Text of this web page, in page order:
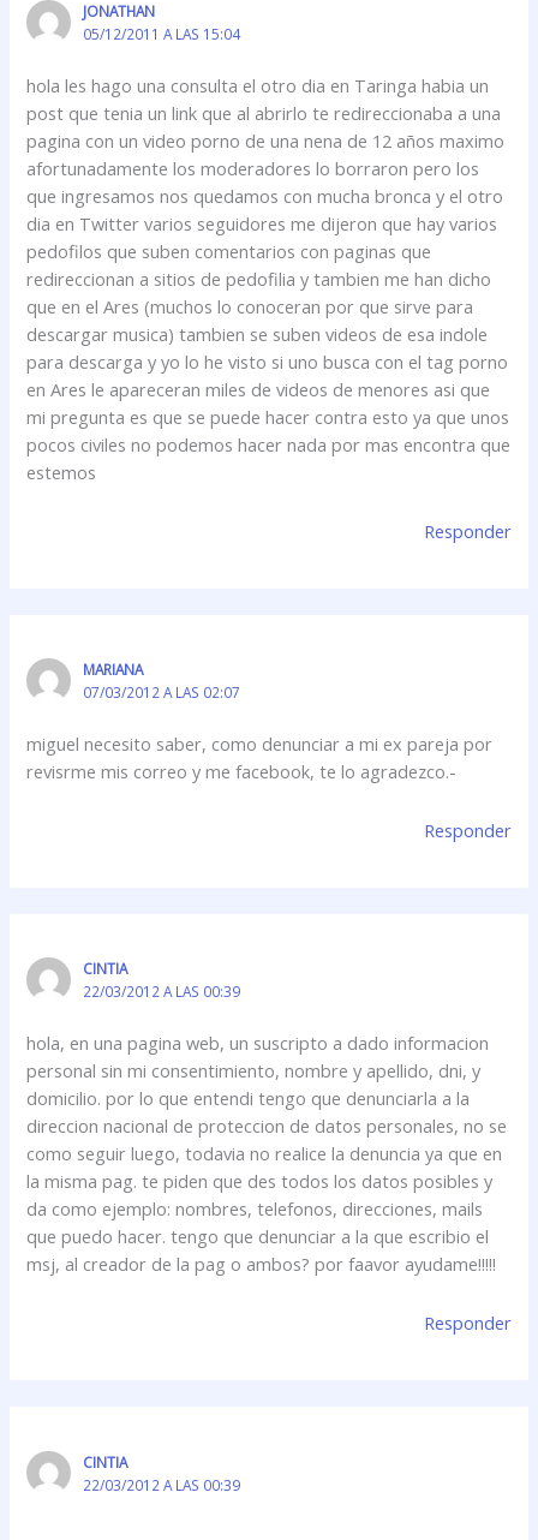
JONATHAN
05/12/2011 A LAS 15:04
hola les hago una consulta el otro dia en Taringa habia un
post que tenia un link que al abrirlo te redireccionaba a una
pagina con un video porno de una nena de 12 años maximo
afortunadamente los moderadores lo borraron pero los
que ingresamos nos quedamos con mucha bronca y el otro
dia en Twitter varios seguidores me dijeron que hay varios
pedofilos que suben comentarios con paginas que
redireccionan a sitios de pedofilia y tambien me han dicho
que en el Ares (muchos lo conoceran por que sirve para
descargar musica) tambien se suben videos de esa indole
para descarga y yo lo he visto si uno busca con el tag porno
en Ares le apareceran miles de videos de menores asi que
mi pregunta es que se puede hacer contra esto ya que unos
pocos civiles no podemos hacer nada por mas encontra que
estemos
Responder
MARIANA
07/03/2012 A LAS 02:07
miguel necesito saber, como denunciar a mi ex pareja por
revisrme mis correo y me facebook, te lo agradezco.-
Responder
CINTIA
22/03/2012 A LAS 00:39
hola, en una pagina web, un suscripto a dado informacion
personal sin mi consentimiento, nombre y apellido, dni, y
domicilio. por lo que entendi tengo que denunciarla a la
direccion nacional de proteccion de datos personales, no se
como seguir luego, todavia no realice la denuncia ya que en
la misma pag. te piden que des todos los datos posibles y
da como ejemplo: nombres, telefonos, direcciones, mails
que puedo hacer. tengo que denunciar a la que escribio el
msj, al creador de la pag o ambos? por faavor ayudame!!!!!
Responder
CINTIA
22/03/2012 A LAS 00:39